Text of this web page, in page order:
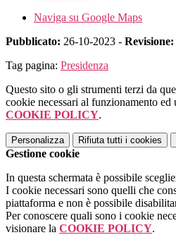
Naviga su Google Maps
Pubblicato: 26-10-2023 - Revisione:
Tag pagina: Presidenza
Questo sito o gli strumenti terzi da
cookie necessari al funzionamento
COOKIE POLICY.
Personalizza Rifiuta tutti i cookies
Gestione cookie
In questa schermata è possibile
I cookie necessari sono quelli che
piattaforma e non è possibile
Per conoscere quali sono i cookie
visionare la COOKIE POLICY.